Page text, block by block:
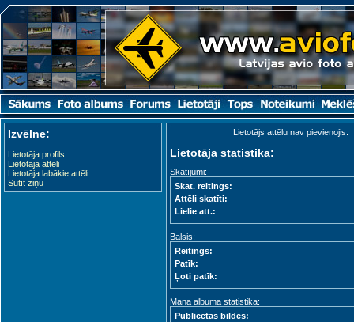
Izvēlne:
Lietotāja profils
Lietotāja attēli
Lietotāja labākie attēli
Sūtīt ziņu
Lietotājs attēlu nav pievienojis.
Lietotāja statistika:
Skatījumi:
Skat. reitings:
Attēli skatīti:
Lielie att.:
Balsis:
Reitings:
Patīk:
Ļoti patīk:
Mana albuma statistika:
Publicētas bildes: